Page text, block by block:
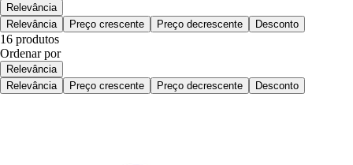
Relevância
Relevância
Preço crescente Preço decrescente Desconto
16 produtos
Ordenar por
Relevância
Relevância
Preço crescente Preço decrescente Desconto